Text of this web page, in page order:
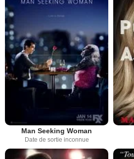
Man Seeking Woman
Date de sortie inconnue